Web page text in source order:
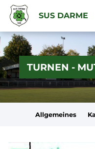
SUS DARME
TURNEN -
Allgemeines